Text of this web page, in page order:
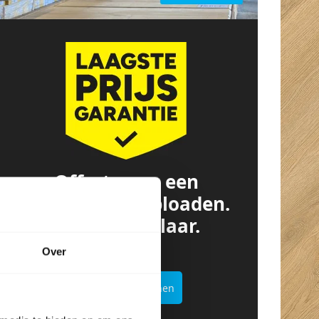
Over
Offerte van een
concurrent? Uploaden.
Besparen. Klaar.
Offertekiller openen